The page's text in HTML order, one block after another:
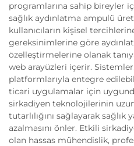
programlarına sahip bireyler
sağlık aydınlatma ampulü
kullanıcıların kişisel
gereksinimlerine göre
özelleştirmelerine olanak
web arayüzleri içerir.
platformlarıyla entegre
ticari uygulamalar için
sirkadiyen teknolojilerinin
tutarlılığını sağlayarak sağlık
azalmasını önler. Etkili
olan hassas mühendislik,